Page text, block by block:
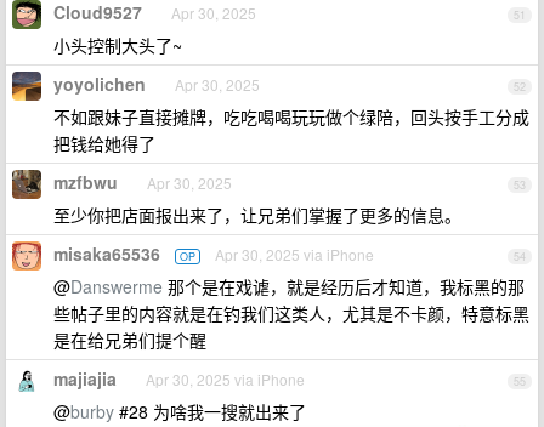
51
Cloud9527 Apr 30, 2025
小头控制大头了~
52
yoyolichen Apr 30, 2025
不如跟妹子直接摊牌，吃吃喝喝玩玩做个绿陪，回头按手工分成
把钱给她得了
53
mzfbwu Apr 30, 2025
至少你把店面报出来了，让兄弟们掌握了更多的信息。
54
misaka65536 OP Apr 30, 2025 via iPhone
@Danswerme 那个是在戏谑，就是经历后才知道，我标黑的那
些帖子里的内容就是在钓我们这类人，尤其是不卡颜，特意标黑
是在给兄弟们提个醒
55
majiajia Apr 30, 2025 via iPhone
@burby #28 为啥我一搜就出来了